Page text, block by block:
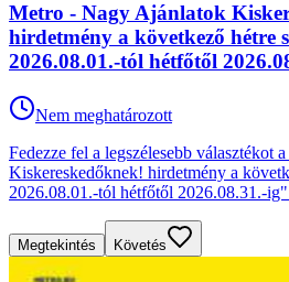
Metro - Nagy Ajánlatok
hirdetmény a következő hétre
2026.08.01.-tól hétfőtől
Nem meghatározott
Fedezze fel a legszélesebb
Kiskereskedőknek! hirdetmény a
2026.08.01.-tól hétfőtől 2026.08.31.-
Megtekintés Követés